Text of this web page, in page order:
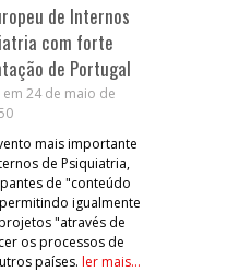
de Internos
com forte
de Portugal
24 de maio de
mais importante
de Psiquiatria,
de "conteúdo
igualmente
"através de
os processos de
países. ler mais...